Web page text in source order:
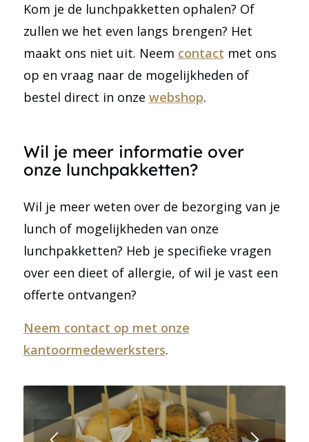
Kom je de lunchpakketten ophalen? Of
zullen we het even langs brengen? Het
maakt ons niet uit. Neem contact met ons
op en vraag naar de mogelijkheden of
bestel direct in onze webshop.
Wil je meer informatie over
onze lunchpakketten?
Wil je meer weten over de bezorging van je
lunch of mogelijkheden van onze
lunchpakketten? Heb je specifieke vragen
over een dieet of allergie, of wil je vast een
offerte ontvangen?
Neem contact op met onze
kantoormedewerksters.